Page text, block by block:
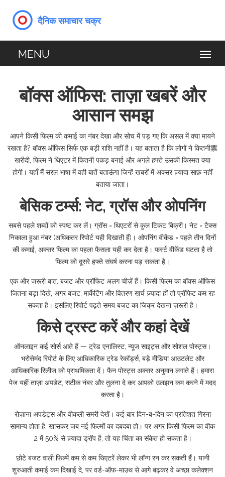
बॉक्स ऑफिस: ताज़ा खबरें और
आसान समझ
आपने किसी फिल्म की कमाई का नंबर देखा और सोच में पड़ गए कि असल में क्या मायने
रखता है? बॉक्स ऑफिस सिर्फ एक बड़ी राशि नहीं है। यह बताता है कि लोगों ने कितनी票
खरीदी, फिल्म ने थिएटर में कितनी पकड़ बनाई और अगले हफ्ते उसकी किस्मत क्या
होगी। यहाँ मैं सरल भाषा में वही बातें बताऊंगा जिन्हें खबरों में अक्सर ज़्यादा साफ़ नहीं
बताया जाता।
बेसिक टर्म्स: नेट, ग्रॉस और ओपनिंग
सबसे पहले शब्दों को स्पष्ट कर लें। ग्रॉस = थिएटरों से कुल टिकट बिक्री। नेट = टैक्स
निकाला हुआ नंबर (अधिकतर रिपोर्ट यही दिखाती हैं)। ओपनिंग वीकेंड = पहले तीन दिनों
की कमाई, अक्सर फिल्म का पहला फैसला यही कर देता है। फर्स्ट वीकेंड घटता है तो
फिल्म को दूसरे हफ्ते संघर्ष करना पड़ सकता है।
एक और जरूरी बात: बजट और प्रॉफिट अलग चीज़ें हैं। किसी फिल्म का बॉक्स ऑफिस
जितना बड़ा दिखे, अगर बजट, मार्केटिंग और वितरण खर्च ज़्यादा हों तो प्रॉफिट कम रह
सकता है। इसलिए रिपोर्ट पढ़ते समय बजट का जिक्र देखना ज़रूरी है।
किसे ट्रस्ट करें और कहां देखें
ऑनलाइन कई सोर्स आते हैं — ट्रेड एनालिस्ट, न्यूज साइट्स और सोशल पोस्ट्स।
भरोसेमंद रिपोर्ट के लिए आधिकारिक ट्रेड रेकॉर्ड्स, बड़े मीडिया आउटलेट और
आधिकारिक रिलीज को प्राथमिकता दें। फैन पोस्ट्स अक्सर अनुमान लगाते हैं। हमारा
पेज यहीं ताज़ा अपडेट, सटीक नंबर और तुलना दे कर आपको उलझन कम करने में मदद
करता है।
रोज़ाना अपडेट्स और वीकली समरी देखें। कई बार दिन-ब-दिन का प्रतिशत गिरना
सामान्य होता है, खासकर जब नई फिल्मों का दबदबा हो। पर अगर किसी फिल्म का वीक
2 में 50% से ज़्यादा ड्रॉप है, तो यह चिंता का संकेत हो सकता है।
छोटे बजट वाली फिल्में कम से कम थिएटरें लेकर भी लॉन्ग रन कर सकती हैं। यानी
शुरुआती कमाई कम दिखाई दे, पर वर्ड-ऑफ-माउथ से आगे बढ़कर वे अच्छा कलेक्शन